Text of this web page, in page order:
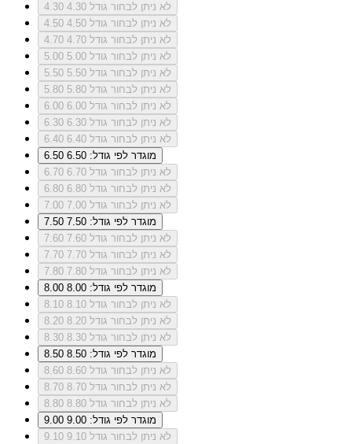
4.30
לא ניתן לבחור גודל 4.30
4.50
לא ניתן לבחור גודל 4.50
4.70
לא ניתן לבחור גודל 4.70
5.00
לא ניתן לבחור גודל 5.00
5.50
לא ניתן לבחור גודל 5.50
5.80
לא ניתן לבחור גודל 5.80
6.00
לא ניתן לבחור גודל 6.00
6.30
לא ניתן לבחור גודל 6.30
6.40
לא ניתן לבחור גודל 6.40
6.50
מוגדר לפי גודל: 6.50
6.70
לא ניתן לבחור גודל 6.70
6.80
לא ניתן לבחור גודל 6.80
7.00
לא ניתן לבחור גודל 7.00
7.50
מוגדר לפי גודל: 7.50
7.60
לא ניתן לבחור גודל 7.60
7.70
לא ניתן לבחור גודל 7.70
7.80
לא ניתן לבחור גודל 7.80
8.00
מוגדר לפי גודל: 8.00
8.10
לא ניתן לבחור גודל 8.10
8.20
לא ניתן לבחור גודל 8.20
8.30
לא ניתן לבחור גודל 8.30
8.50
מוגדר לפי גודל: 8.50
8.60
לא ניתן לבחור גודל 8.60
8.70
לא ניתן לבחור גודל 8.70
8.80
לא ניתן לבחור גודל 8.80
9.00
מוגדר לפי גודל: 9.00
9.10
לא ניתן לבחור גודל 9.10